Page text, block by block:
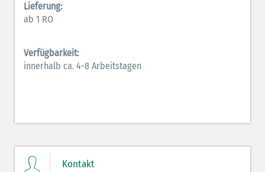
Antiarrhythmika (rot-blau)
Elektrolyte Kalium (grün-blau)
Hormone Insulin (braun-gelb)
Lieferung:
ab 1 RO
Verfügbarkeit:
innerhalb ca. 4-8 Arbeitstagen
Kontakt